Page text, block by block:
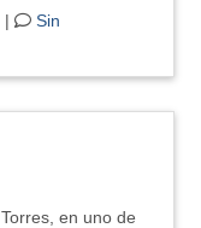
|
Sin
en uno de